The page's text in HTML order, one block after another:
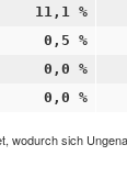
11,1 %
0,5 %
0,0 %
0,0 %
wodurch sich